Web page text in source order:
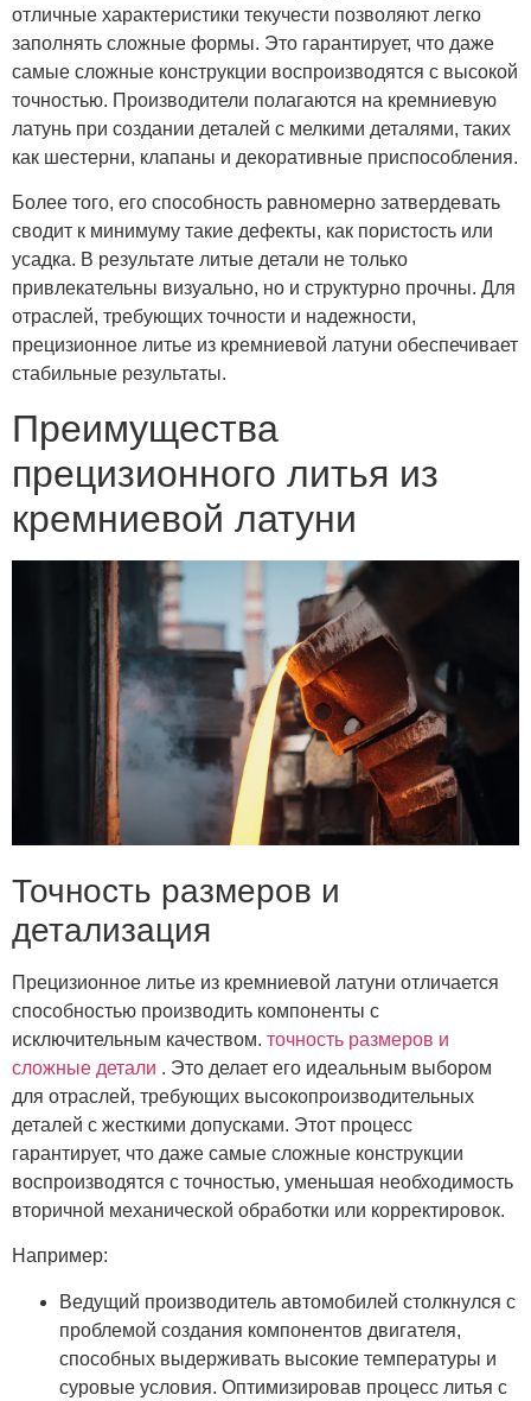
отличные характеристики текучести позволяют легко
заполнять сложные формы. Это гарантирует, что даже
самые сложные конструкции воспроизводятся с высокой
точностью. Производители полагаются на кремниевую
латунь при создании деталей с мелкими деталями, таких
как шестерни, клапаны и декоративные приспособления.
Более того, его способность равномерно затвердевать
сводит к минимуму такие дефекты, как пористость или
усадка. В результате литые детали не только
привлекательны визуально, но и структурно прочны. Для
отраслей, требующих точности и надежности,
прецизионное литье из кремниевой латуни обеспечивает
стабильные результаты.
Преимущества
прецизионного литья из
кремниевой латуни
Точность размеров и
детализация
Прецизионное литье из кремниевой латуни отличается
способностью производить компоненты с
исключительным качеством. точность размеров и
сложные детали . Это делает его идеальным выбором
для отраслей, требующих высокопроизводительных
деталей с жесткими допусками. Этот процесс
гарантирует, что даже самые сложные конструкции
воспроизводятся с точностью, уменьшая необходимость
вторичной механической обработки или корректировок.
Например:
Ведущий производитель автомобилей столкнулся с
проблемой создания компонентов двигателя,
способных выдерживать высокие температуры и
суровые условия. Оптимизировав процесс литья с